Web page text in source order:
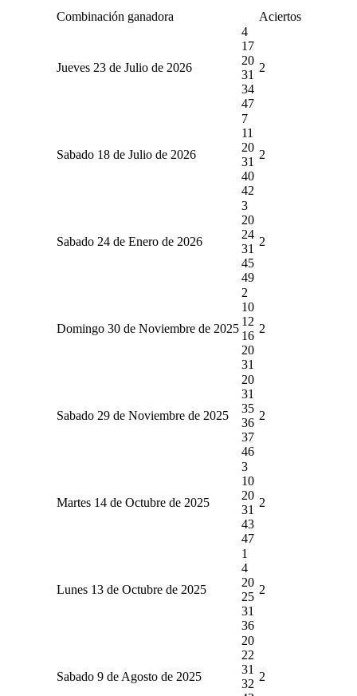
Combinación ganadora Aciertos
Jueves 23 de Julio de 2026
4
17
20
31
34
47
2
Sabado 18 de Julio de 2026
7
11
20
31
40
42
2
Sabado 24 de Enero de 2026
3
20
24
31
45
49
2
Domingo 30 de Noviembre de 2025
2
10
12
16
20
31
2
Sabado 29 de Noviembre de 2025
20
31
35
36
37
46
2
Martes 14 de Octubre de 2025
3
10
20
31
43
47
2
Lunes 13 de Octubre de 2025
1
4
20
25
31
36
2
Sabado 9 de Agosto de 2025
20
22
31
32
2